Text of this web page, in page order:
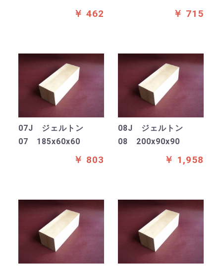
￥ 462 ￥ 715
07J ジェルトン
07 185x60x60
￥ 803
08J ジェルトン
08 200x90x90
￥ 1,958